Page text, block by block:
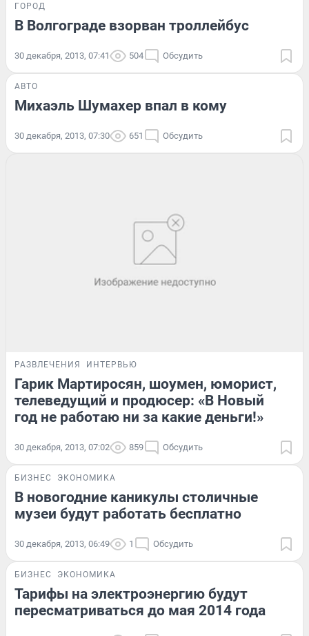
ГОРОД
В Волгограде взорван троллейбус
30 декабря, 2013, 07:41 504 Обсудить
АВТО
Михаэль Шумахер впал в кому
30 декабря, 2013, 07:30 651 Обсудить
РАЗВЛЕЧЕНИЯ ИНТЕРВЬЮ
Гарик Мартиросян, шоумен, юморист,
телеведущий и продюсер: «В Новый
год не работаю ни за какие деньги!»
30 декабря, 2013, 07:02 859 Обсудить
БИЗНЕС ЭКОНОМИКА
В новогодние каникулы столичные
музеи будут работать бесплатно
30 декабря, 2013, 06:49 1 Обсудить
БИЗНЕС ЭКОНОМИКА
Тарифы на электроэнергию будут
пересматриваться до мая 2014 года